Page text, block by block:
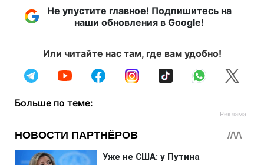
Не упустите главное! Подпишитесь на
наши обновления в Google!
Или читайте нас там, где вам удобно!
Больше по теме: